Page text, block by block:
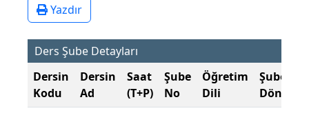
Yazdır
Ders Şube Detayları
Dersin
Kodu
Dersin
Ad
Saat
(T+P)
Şube
No
Öğretim
Dili
Şube
Dönemi